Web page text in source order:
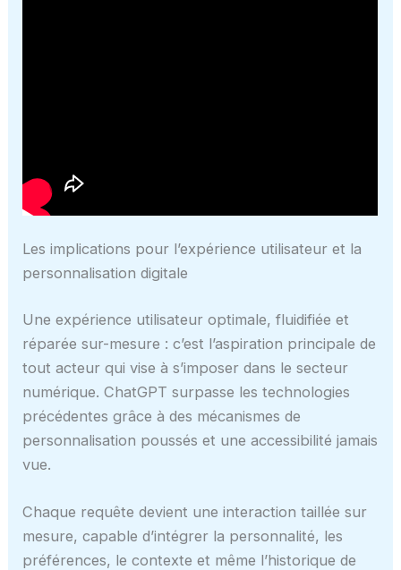
Les implications pour l’expérience utilisateur et la
personnalisation digitale
Une expérience utilisateur optimale, fluidifiée et
réparée sur-mesure : c’est l’aspiration principale de
tout acteur qui vise à s’imposer dans le secteur
numérique. ChatGPT surpasse les technologies
précédentes grâce à des mécanismes de
personnalisation poussés et une accessibilité jamais
vue.
Chaque requête devient une interaction taillée sur
mesure, capable d’intégrer la personnalité, les
préférences, le contexte et même l’historique de